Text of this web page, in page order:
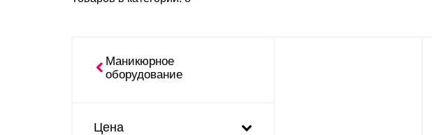
Маникюрное
оборудование
Цена